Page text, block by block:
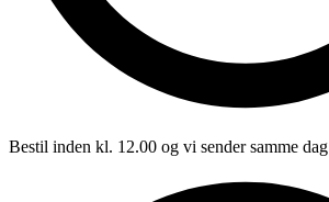
Bestil inden kl. 12.00 og vi sender samme dag